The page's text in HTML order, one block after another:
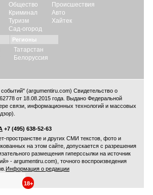
Общество
Криминал
Туризм
Сад-огород
Происшествия
Авто
Хайтек
Регионы
Татарстан
Белоруссия
(argumentiru.com) Свидетельство о
от 18.08.2015 года. Выдано Федеральной
связи, информационных технологий и массовых
+7 (495) 638-52-63
пространстве и других СМИ текстов, фото и
на этом сайте, допускается с разрешения
размещения гиперссылки на источник
- argumentiru.com), точного воспроизведения
Информация о редакции
18+